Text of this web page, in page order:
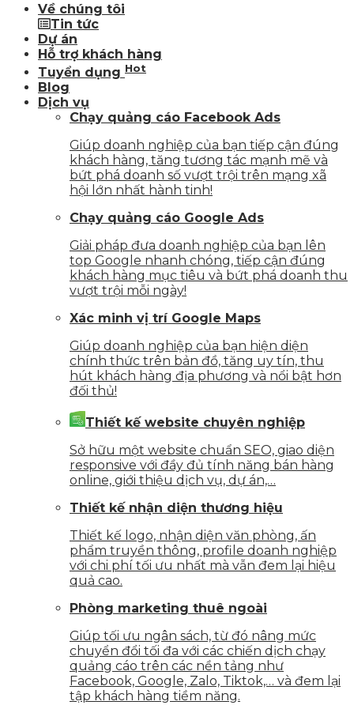
Về chúng tôi
Tin tức
Dự án
Hỗ trợ khách hàng
Tuyển dụng Hot
Blog
Dịch vụ
Chạy quảng cáo Facebook Ads
Giúp doanh nghiệp của bạn tiếp cận đúng
khách hàng, tăng tương tác mạnh mẽ và
bứt phá doanh số vượt trội trên mạng xã
hội lớn nhất hành tinh!
Chạy quảng cáo Google Ads
Giải pháp đưa doanh nghiệp của bạn lên
top Google nhanh chóng, tiếp cận đúng
khách hàng mục tiêu và bứt phá doanh thu
vượt trội mỗi ngày!
Xác minh vị trí Google Maps
Giúp doanh nghiệp của bạn hiện diện
chính thức trên bản đồ, tăng uy tín, thu
hút khách hàng địa phương và nổi bật hơn
đối thủ!
Thiết kế website chuyên nghiệp
Sở hữu một website chuẩn SEO, giao diện
responsive với đầy đủ tính năng bán hàng
online, giới thiệu dịch vụ, dự án,…
Thiết kế nhận diện thương hiệu
Thiết kế logo, nhận diện văn phòng, ấn
phẩm truyền thông, profile doanh nghiệp
với chi phí tối ưu nhất mà vẫn đem lại hiệu
quả cao.
Phòng marketing thuê ngoài
Giúp tối ưu ngân sách, từ đó nâng mức
chuyển đổi tối đa với các chiến dịch chạy
quảng cáo trên các nền tảng như
Facebook, Google, Zalo, Tiktok,… và đem lại
tập khách hàng tiềm năng.